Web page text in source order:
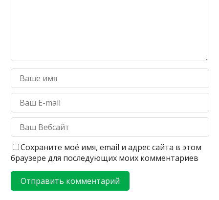
Сохраните моё имя, email и адрес сайта в этом
браузере для последующих моих комментариев